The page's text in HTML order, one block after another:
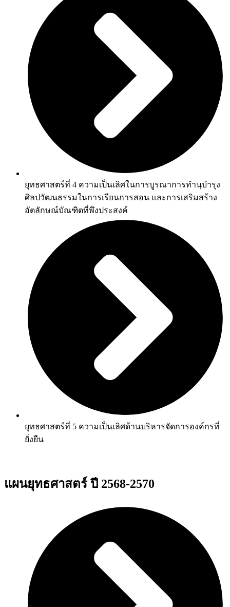
ยุทธศาสตร์ที่ 4 ความเป็นเลิศในการบูรณาการทำนุบำรุง
ศิลปวัฒนธรรมในการเรียนการสอน และการเสริมสร้าง
อัตลักษณ์บัณฑิตที่พึงประสงค์
ยุทธศาสตร์ที่ 5 ความเป็นเลิศด้านบริหารจัดการองค์กรที่
ยั่งยืน
แผนยุทธศาสตร์ ปี 2568-2570